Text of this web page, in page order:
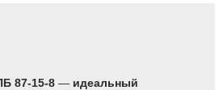
87-15-8 — идеальный